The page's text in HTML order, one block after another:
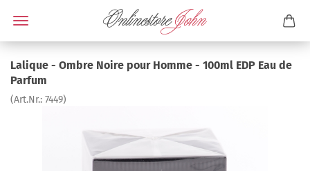
Lalique - Ombre Noire pour Homme - 100ml EDP Eau de
Parfum
(Art.Nr.: 7449)